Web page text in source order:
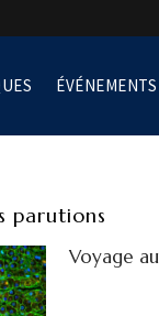
ÉVÉNEMENTS
parutions
Voyage